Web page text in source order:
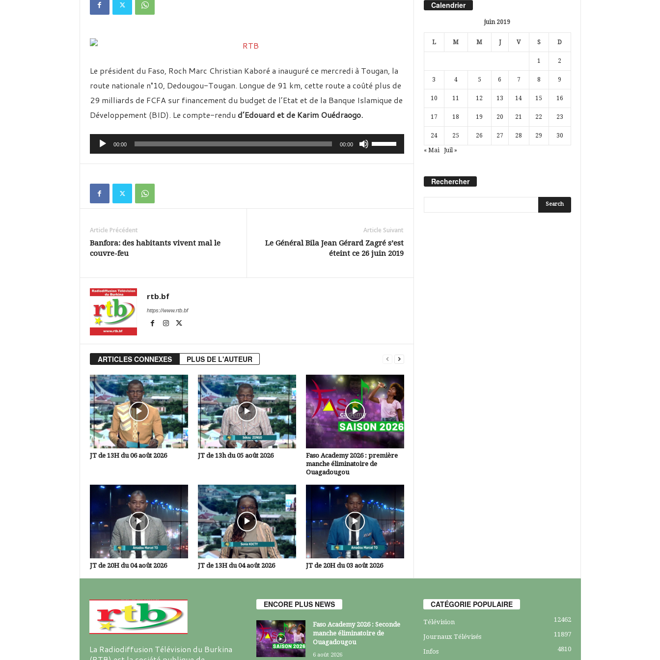
Le président du Faso, Roch Marc Christian Kaboré a inauguré ce mercredi à Tougan, la
route nationale n°10, Dedougou-Tougan. Longue de 91 km, cette route a coûté plus de
29 milliards de FCFA sur financement du budget de l’Etat et de la Banque Islamique de
Développement (BID). Le compte-rendu d’Edouard et de Karim Ouédraogo.
Lecteur
audio
00:00 00:00
Utilisez
les
ou
diminuer
le
Article Précédent
Banfora: des habitants vivent mal le
couvre-feu
Article Suivant
Le Général Bila Jean Gérard Zagré s’est
éteint ce 26 juin 2019
rtb.bf
https://www.rtb.bf
ARTICLES CONNEXES PLUS DE L'AUTEUR
JT de 13H du 06 août 2026 JT de 13h du 05 août 2026
Faso Academy 2026 : première
manche éliminatoire de
Ouagadougou
JT de 20H du 04 août 2026 JT de 13H du 04 août 2026 JT de 20H du 03 août 2026
Calendrier
juin 2019
L M M J V S D
1 2
3 4 5 6 7 8 9
10 11 12 13 14 15 16
17 18 19 20 21 22 23
24 25 26 27 28 29 30
« Mai Juil »
Rechercher
La Radiodiffusion Télévision du Burkina
ENCORE PLUS NEWS
Faso Academy 2026 : Seconde
manche éliminatoire de
Ouagadougou
6 août 2026
CATÉGORIE POPULAIRE
Télévision 12462
Journaux Télévisés 11897
Infos 4810